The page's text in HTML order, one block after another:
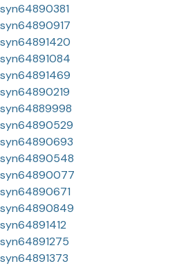
syn64890381
syn64890917
syn64891420
syn64891084
syn64891469
syn64890219
syn64889998
syn64890529
syn64890693
syn64890548
syn64890077
syn64890671
syn64890849
syn64891412
syn64891275
syn64891373